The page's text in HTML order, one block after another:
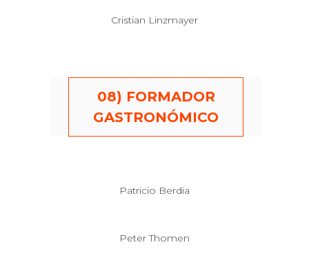
Cristian Linzmayer
08) FORMADOR
GASTRONÓMICO
Patricio Berdia
Peter Thomen